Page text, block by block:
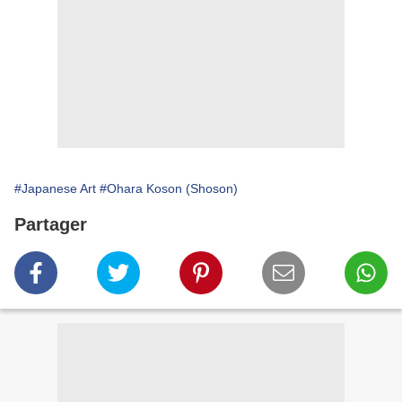
#Japanese Art #Ohara Koson (Shoson)
Partager